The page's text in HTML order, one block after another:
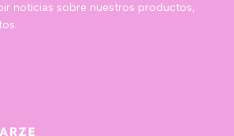
noticias sobre nuestros productos,